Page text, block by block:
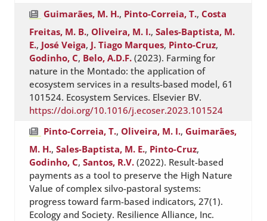
Guimarães, M. H., Pinto-Correia, T., Costa
Freitas, M. B., Oliveira, M. I.,Sales-Baptista, M.
E., José Veiga, J. Tiago Marques, Pinto-Cruz,
Godinho, C, Belo, A.D.F. (2023). Farming for
nature in the Montado: the application of
ecosystem services in a results-based model, 61
101524. Ecosystem Services. Elsevier BV.
https://doi.org/10.1016/j.ecoser.2023.101524
Pinto-Correia, T.,Oliveira, M. I.,Guimarães,
M. H.,Sales-Baptista, M. E., Pinto-Cruz,
Godinho, C,Santos, R.V. (2022). Result-based
payments as a tool to preserve the High Nature
Value of complex silvo-pastoral systems:
progress toward farm-based indicators, 27(1).
Ecology and Society. Resilience Alliance, Inc.